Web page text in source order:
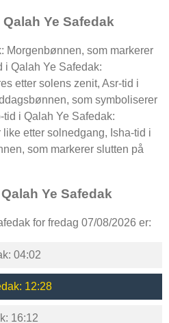
Ye Safedak
Morgenbønnen, som markerer
i Qalah Ye Safedak:
etter solens zenit, Asr-tid i
som symboliserer
i Qalah Ye Safedak:
etter solnedgang, Isha-tid i
som markerer slutten på
Ye Safedak
for fredag 07/08/2026 er:
04:02
12:28
16:12